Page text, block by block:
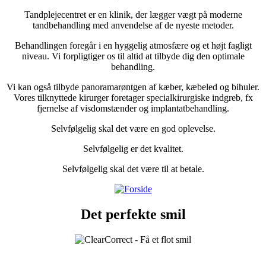
Tandplejecentret er en klinik, der lægger vægt på moderne
tandbehandling med anvendelse af de nyeste metoder.
Behandlingen foregår i en hyggelig atmosfære og et højt fagligt
niveau. Vi forpligtiger os til altid at tilbyde dig den optimale
behandling.
Vi kan også tilbyde panoramarøntgen af kæber, kæbeled og bihuler.
Vores tilknyttede kirurger foretager specialkirurgiske indgreb, fx
fjernelse af visdomstænder og implantatbehandling.
Selvfølgelig skal det være en god oplevelse.
Selvfølgelig er det kvalitet.
Selvfølgelig skal det være til at betale.
Det perfekte smil